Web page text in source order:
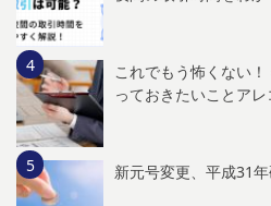
これでもう怖くない
っておきたいことアレ
新元号変更、平成31